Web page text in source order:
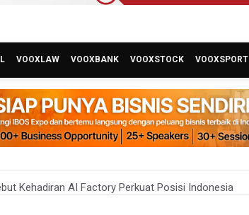
VOOXLAW VOOXBANK VOOXSTOCK VOOXSPORT
Kehadiran AI Factory Perkuat Posisi Indonesia